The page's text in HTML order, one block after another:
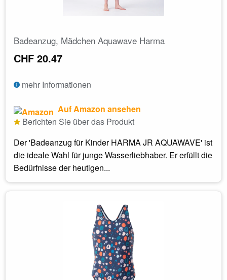
Badeanzug, Mädchen Aquawave Harma
CHF 20.47
mehr Informationen
Auf Amazon ansehen
Berichten Sie über das Produkt
Der 'Badeanzug für Kinder HARMA JR AQUAWAVE' ist
die ideale Wahl für junge Wasserliebhaber. Er erfüllt die
Bedürfnisse der heutigen...